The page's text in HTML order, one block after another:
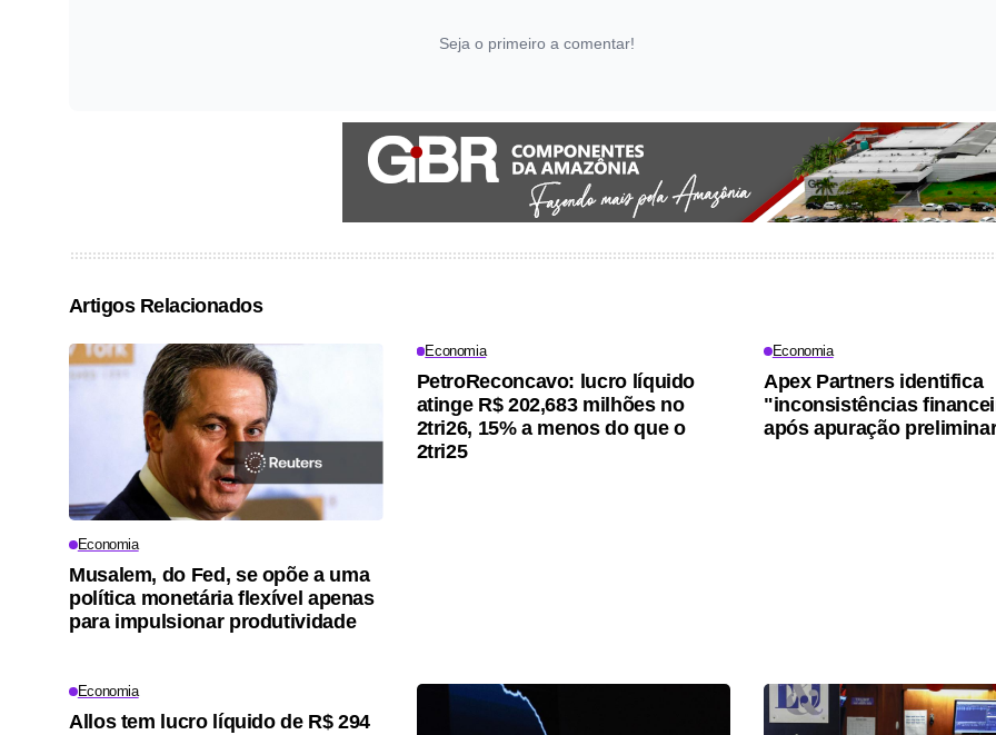
Seja o primeiro a comentar!
Artigos Relacionados
Economia
Musalem, do Fed, se opõe a uma
política monetária flexível apenas
para impulsionar produtividade
Economia
PetroReconcavo: lucro líquido
atinge R$ 202,683 milhões no
2tri26, 15% a menos do que o
2tri25
Economia
Apex Partners identifica
"inconsistências
após apuração
Economia
Allos tem lucro líquido de R$ 294